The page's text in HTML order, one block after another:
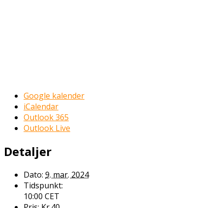
Google kalender
iCalendar
Outlook 365
Outlook Live
Detaljer
Dato: 9. mar. 2024
Tidspunkt:
10:00 CET